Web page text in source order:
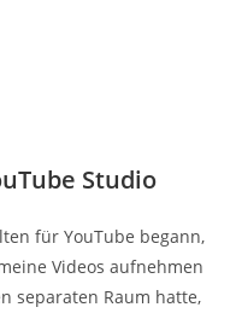
Studio
für YouTube begann,
Videos aufnehmen
separaten Raum hatte,